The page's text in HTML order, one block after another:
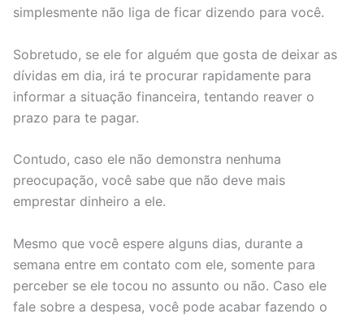
simplesmente não liga de ficar dizendo para você.
Sobretudo, se ele for alguém que gosta de deixar as
dívidas em dia, irá te procurar rapidamente para
informar a situação financeira, tentando reaver o
prazo para te pagar.
Contudo, caso ele não demonstra nenhuma
preocupação, você sabe que não deve mais
emprestar dinheiro a ele.
Mesmo que você espere alguns dias, durante a
semana entre em contato com ele, somente para
perceber se ele tocou no assunto ou não. Caso ele
fale sobre a despesa, você pode acabar fazendo o